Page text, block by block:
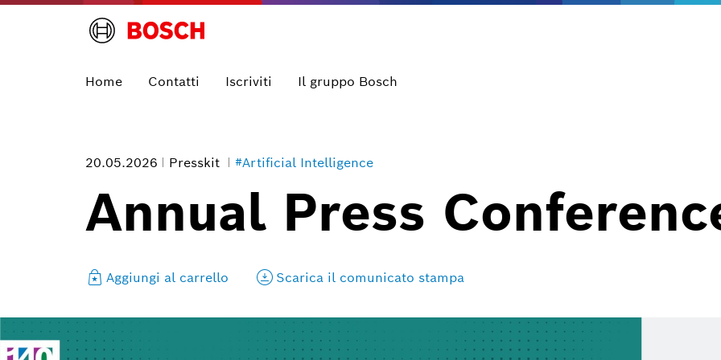
Home Contatti Iscriviti Il gruppo Bosch
20.05.2026 Presskit #Artificial Intelligence
Annual Press
Aggiungi al carrello Scarica il comunicato stampa